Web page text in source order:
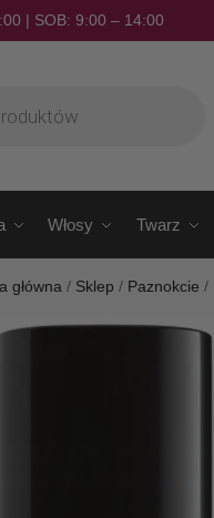
| SOB: 9:00 – 14:00
Włosy Twarz
główna / Sklep / Paznokcie /